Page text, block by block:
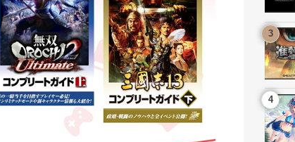
セール情報